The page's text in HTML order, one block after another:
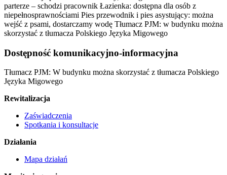
parterze – schodzi pracownik Łazienka: dostępna dla osób z
niepełnosprawnościami Pies przewodnik i pies asystujący: można
wejść z psami, dostarczamy wodę Tłumacz PJM: w budynku można
skorzystać z tłumacza Polskiego Języka Migowego
Dostępność komunikacyjno-informacyjna
Tłumacz PJM: W budynku można skorzystać z tłumacza Polskiego
Języka Migowego
Rewitalizacja
Zaświadczenia
Spotkania i konsultacje
Działania
Mapa działań